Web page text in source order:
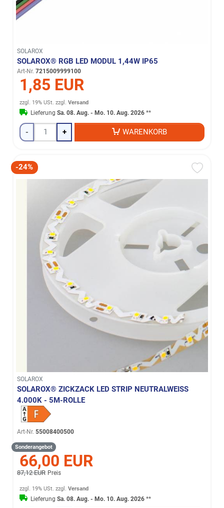
SOLAROX
SOLAROX® RGB LED MODUL 1,44W IP65
Art-Nr. 7215009999100
1,85 EUR
zzgl. 19% USt. zzgl.Versand
LieferungSa. 08. Aug. - Mo. 10. Aug. 2026 **
- + WARENKORB
-24%
SOLAROX
SOLAROX® ZICKZACK LED STRIP NEUTRALWEISS 4
.000K - 5M-ROLLE
Art-Nr. 55008400500
Sonderangebot
66,00 EUR
87,12 EUR Preis
zzgl. 19% USt. zzgl.Versand
LieferungSa. 08. Aug. - Mo. 10. Aug. 2026 **